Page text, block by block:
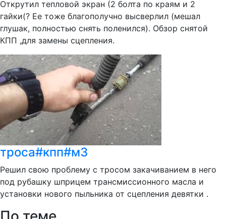
Открутил тепловой экран (2 болта по краям и 2
гайки(? Ее тоже благополучно высверлил (мешал
глушак, полностью снять поленился). Обзор снятой
КПП ,для замены сцепления.
троса#кпп#м3
Решил свою проблему с тросом закачиванием в него
под рубашку шприцем трансмиссионного масла и
установки нового пыльника от сцепления девятки .